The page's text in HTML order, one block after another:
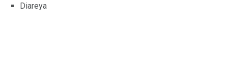
Diareya